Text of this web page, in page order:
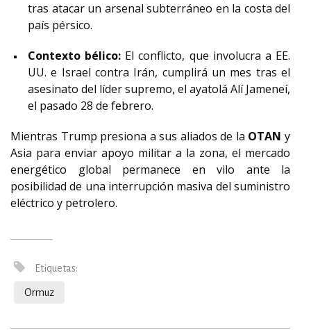
tras atacar un arsenal subterráneo en la costa del
país pérsico.
Contexto bélico: El conflicto, que involucra a EE.
UU. e Israel contra Irán, cumplirá un mes tras el
asesinato del líder supremo, el ayatolá Alí Jameneí,
el pasado 28 de febrero.
Mientras Trump presiona a sus aliados de la OTAN y
Asia para enviar apoyo militar a la zona, el mercado
energético global permanece en vilo ante la
posibilidad de una interrupción masiva del suministro
eléctrico y petrolero.
Etiquetas:
Ormuz